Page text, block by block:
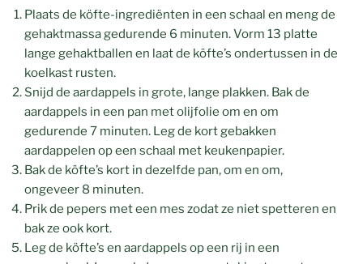
Plaats de köfte-ingrediënten in een schaal en meng de
gehaktmassa gedurende 6 minuten. Vorm 13 platte
lange gehaktballen en laat de köfte’s ondertussen in de
koelkast rusten.
Snijd de aardappels in grote, lange plakken. Bak de
aardappels in een pan met olijfolie om en om
gedurende 7 minuten. Leg de kort gebakken
aardappelen op een schaal met keukenpapier.
Bak de köfte’s kort in dezelfde pan, om en om,
ongeveer 8 minuten.
Prik de pepers met een mes zodat ze niet spetteren en
bak ze ook kort.
Leg de köfte’s en aardappels op een rij in een